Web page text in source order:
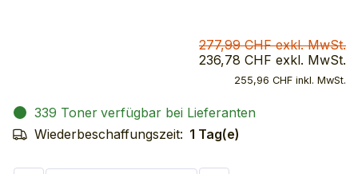
277,99 CHF exkl. MwSt.
236,78 CHF exkl. MwSt.
255,96 CHF inkl. MwSt.
339 Toner verfügbar bei Lieferanten
Wiederbeschaffungszeit: 1 Tag(e)